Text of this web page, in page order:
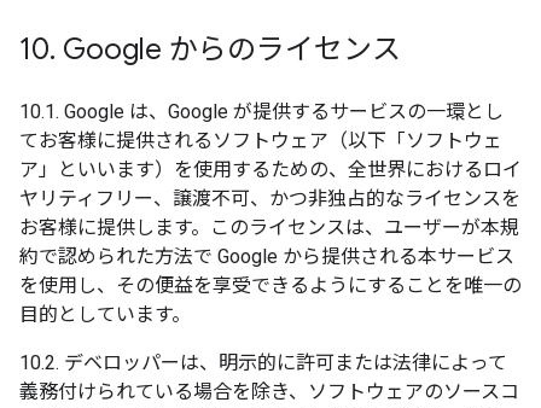
10. Google からのライセンス
10.1. Google は、Google が提供するサービスの一環とし
てお客様に提供されるソフトウェア（以下「ソフトウェ
ア」といいます）を使用するための、全世界におけるロイ
ヤリティフリー、譲渡不可、かつ非独占的なライセンスを
お客様に提供します。このライセンスは、ユーザーが本規
約で認められた方法で Google から提供される本サービス
を使用し、その便益を享受できるようにすることを唯一の
目的としています。
10.2. デベロッパーは、明示的に許可または法律によって
義務付けられている場合を除き、ソフトウェアのソースコ